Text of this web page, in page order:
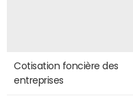
Cotisation foncière des
entreprises